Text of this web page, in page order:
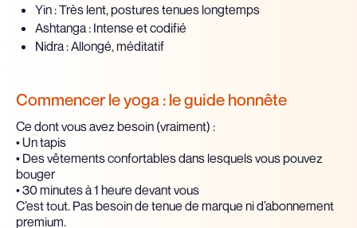
Yin : Très lent, postures tenues longtemps
Ashtanga : Intense et codifié
Nidra : Allongé, méditatif
Commencer le yoga : le guide honnête
Ce dont vous avez besoin (vraiment) :
• Un tapis
• Des vêtements confortables dans lesquels vous pouvez
bouger
• 30 minutes à 1 heure devant vous
C’est tout. Pas besoin de tenue de marque ni d’abonnement
premium.